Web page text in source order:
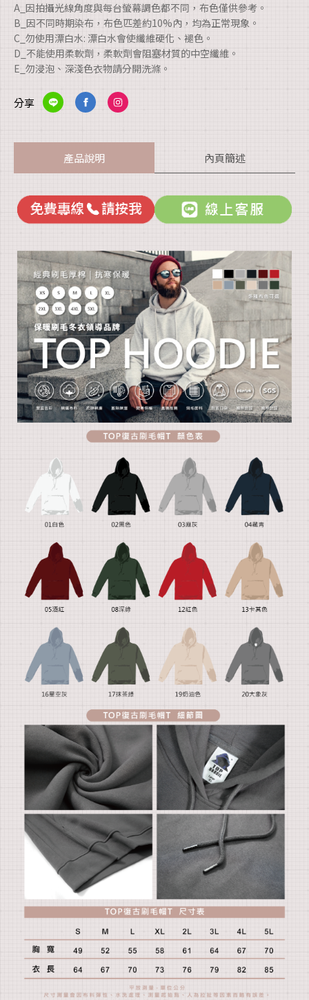
A_因拍攝光線角度與每台螢幕調色都不同，布色僅供參考。
B_因不同時期染布，布色匹差約10%內，均為正常現象。
C_勿使用漂白水: 漂白水會使纖維硬化、褪色。
D_不能使用柔軟劑，柔軟劑會阻塞材質的中空纖維。
E_勿浸泡、深淺色衣物請分開洗滌。
分享
產品說明 內頁簡述